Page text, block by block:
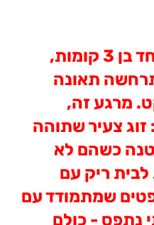
חייהם של בני בניין אחד בן 3 קומות,
תאונה
מרגע זה,
זוג צעיר שתוהה
כשהם לא
ריק עם
שמתמודד עם
נתפס - כולם